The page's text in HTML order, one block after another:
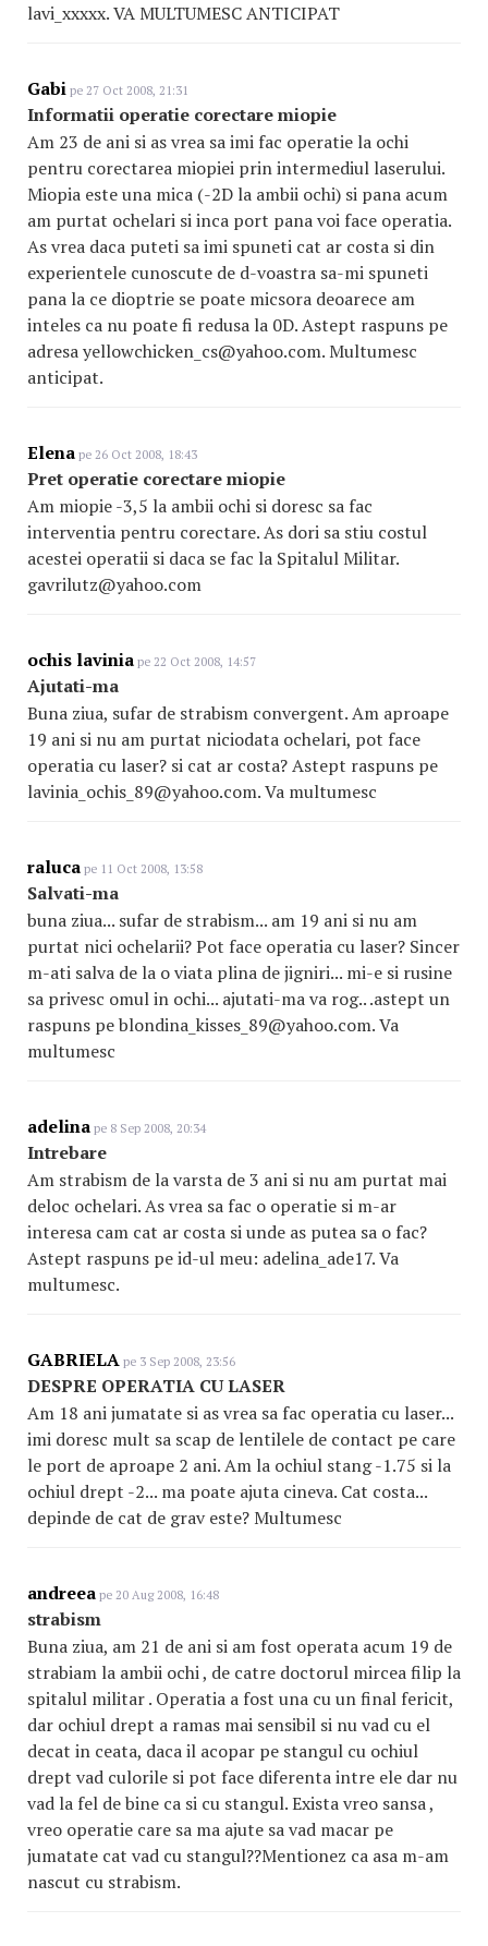
lavi_xxxxx. VA MULTUMESC ANTICIPAT
Gabi pe 27 Oct 2008, 21:31
Informatii operatie corectare miopie
Am 23 de ani si as vrea sa imi fac operatie la ochi
pentru corectarea miopiei prin intermediul laserului.
Miopia este una mica (-2D la ambii ochi) si pana acum
am purtat ochelari si inca port pana voi face operatia.
As vrea daca puteti sa imi spuneti cat ar costa si din
experientele cunoscute de d-voastra sa-mi spuneti
pana la ce dioptrie se poate micsora deoarece am
inteles ca nu poate fi redusa la 0D. Astept raspuns pe
adresa yellowchicken_cs@yahoo.com. Multumesc
anticipat.
Elena pe 26 Oct 2008, 18:43
Pret operatie corectare miopie
Am miopie -3,5 la ambii ochi si doresc sa fac
interventia pentru corectare. As dori sa stiu costul
acestei operatii si daca se fac la Spitalul Militar.
gavrilutz@yahoo.com
ochis lavinia pe 22 Oct 2008, 14:57
Ajutati-ma
Buna ziua, sufar de strabism convergent. Am aproape
19 ani si nu am purtat niciodata ochelari, pot face
operatia cu laser? si cat ar costa? Astept raspuns pe
lavinia_ochis_89@yahoo.com. Va multumesc
raluca pe 11 Oct 2008, 13:58
Salvati-ma
buna ziua... sufar de strabism... am 19 ani si nu am
purtat nici ochelarii? Pot face operatia cu laser? Sincer
m-ati salva de la o viata plina de jigniri... mi-e si rusine
sa privesc omul in ochi... ajutati-ma va rog.. .astept un
raspuns pe blondina_kisses_89@yahoo.com. Va
multumesc
adelina pe 8 Sep 2008, 20:34
Intrebare
Am strabism de la varsta de 3 ani si nu am purtat mai
deloc ochelari. As vrea sa fac o operatie si m-ar
interesa cam cat ar costa si unde as putea sa o fac?
Astept raspuns pe id-ul meu: adelina_ade17. Va
multumesc.
GABRIELA pe 3 Sep 2008, 23:56
DESPRE OPERATIA CU LASER
Am 18 ani jumatate si as vrea sa fac operatia cu laser...
imi doresc mult sa scap de lentilele de contact pe care
le port de aproape 2 ani. Am la ochiul stang -1.75 si la
ochiul drept -2... ma poate ajuta cineva. Cat costa...
depinde de cat de grav este? Multumesc
andreea pe 20 Aug 2008, 16:48
strabism
Buna ziua, am 21 de ani si am fost operata acum 19 de
strabiam la ambii ochi , de catre doctorul mircea filip la
spitalul militar . Operatia a fost una cu un final fericit,
dar ochiul drept a ramas mai sensibil si nu vad cu el
decat in ceata, daca il acopar pe stangul cu ochiul
drept vad culorile si pot face diferenta intre ele dar nu
vad la fel de bine ca si cu stangul. Exista vreo sansa ,
vreo operatie care sa ma ajute sa vad macar pe
jumatate cat vad cu stangul??Mentionez ca asa m-am
nascut cu strabism.